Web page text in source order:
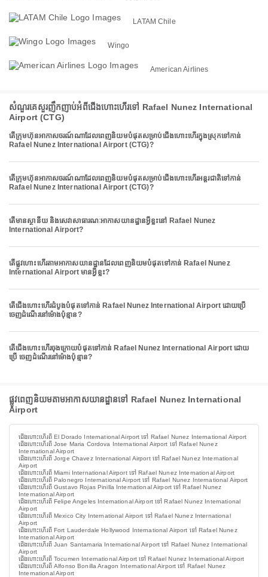
LATAM Chile
Wingo
American Airlines
សំណួរគេសួរញឹកញាប់អំពីជើងហោះហើរទៅ Rafael Nunez International
Airport (CTG)
តើក្រុមហ៊ុនអាកាសចរណ៍ណាដែលពេញនិយមបំផុតសម្រាប់ជើងហោះហើរក្នុងស្រុកទៅកាន់
Rafael Nunez International Airport (CTG)?
តើក្រុមហ៊ុនអាកាសចរណ៍ណាដែលពេញនិយមបំផុតសម្រាប់ជើងហោះហើរអន្តរជាតិទៅកាន់
Rafael Nunez International Airport (CTG)?
តើមានស្ថានីយ និងសេវាសាធារណៈអាកាសយានដ្ឋានអ្វីខ្លះនៅ Rafael Nunez
International Airport?
តើផ្លូវហោះហើរតាមអាកាសយានដ្ឋានដែលពេញនិយមបំផុតទៅកាន់ Rafael Nunez
International Airport មានអ្វីខ្លះ?
តើជើងហោះហើរដំបូងបំផុតទៅកាន់ Rafael Nunez International Airport ដោយប្រើ
ចេញដំណើរនៅម៉ោងប៉ុន្មាន?
តើជើងហោះហើរចុងក្រោយបំផុតទៅកាន់ Rafael Nunez International Airport ដោយ
ប្រើ ចេញដំណើរនៅម៉ោងប៉ុន្មាន?
ផ្លូវពេញនិយមតាមអាកាសយានដ្ឋានទៅ Rafael Nunez International
Airport
ជើងហោះហើរពី El Dorado International Airport ទៅ Rafael Nunez International Airport
ជើងហោះហើរពី Jose Maria Cordova International Airport ទៅ Rafael Nunez
International Airport
ជើងហោះហើរពី Jorge Chavez International Airport ទៅ Rafael Nunez International
Airport
ជើងហោះហើរពី Miami International Airport ទៅ Rafael Nunez International Airport
ជើងហោះហើរពី Palonegro International Airport ទៅ Rafael Nunez International Airport
ជើងហោះហើរពី Gustavo Rojas Pinilla International Airport ទៅ Rafael Nunez
International Airport
ជើងហោះហើរពី Felipe Angeles International Airport ទៅ Rafael Nunez International
Airport
ជើងហោះហើរពី Mexico City International Airport ទៅ Rafael Nunez International
Airport
ជើងហោះហើរពី Fort Lauderdale Hollywood International Airport ទៅ Rafael Nunez
International Airport
ជើងហោះហើរពី Juan Santamaria International Airport ទៅ Rafael Nunez International
Airport
ជើងហោះហើរពី Tocumen International Airport ទៅ Rafael Nunez International Airport
ជើងហោះហើរពី Alfonso Bonilla Aragon International Airport ទៅ Rafael Nunez
International Airport